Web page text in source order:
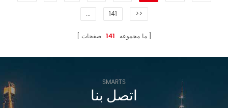
...
141 >>
ما مجموعه 141 صفحات
SMARTS
اتصل بنا